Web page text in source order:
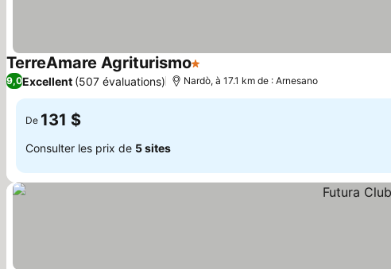
TerreAmare Agriturismo1 Étoiles
9,0Excellent (507 évaluations) Nardò, à 17.1 km de : Arnesano
De 131 $
Consulter les prix de 5 sites